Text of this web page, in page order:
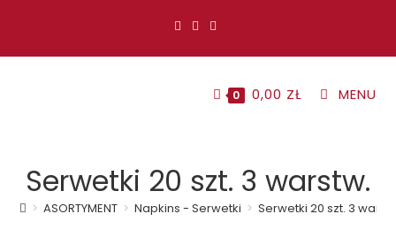
0 0,00 ZŁ MENU
Serwetki 20 szt. 3 warstw.
> ASORTYMENT > Napkins - Serwetki > Serwetki 20 szt. 3